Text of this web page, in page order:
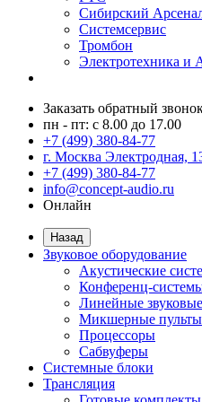
Сибирский
Системсервис
Тромбон
Электротехника и
Заказать обратный
пн - пт: с 8.00 до 17.00
+7 (499) 380-84-77
г. Москва Электродная,
+7 (499) 380-84-77
info@concept-audio.ru
Онлайн
Назад
Звуковое оборудование
Акустические
Конференц-
Линейные
Микшерные пульты
Процессоры
Сабвуферы
Системные блоки
Трансляция